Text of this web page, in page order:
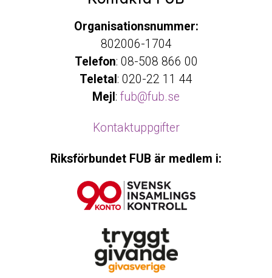
Organisationsnummer:
802006-1704
Telefon: 08-508 866 00
Teletal : 020-22 11 44
Mejl : fub@fub.se
Kontaktuppgifter
Riksförbundet FUB är medlem i: